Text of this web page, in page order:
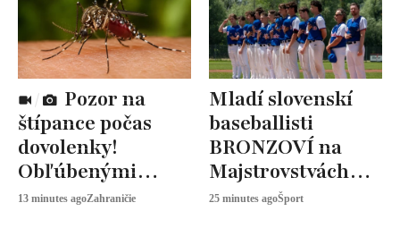
štípance počas
dovolenky!
Obľúbenými
destináciami
13 minutes agoZahraničie
Mladí slovenskí
baseballisti
BRONZOVÍ na
Majstrovstvách
Európy
25 minutes agoŠport